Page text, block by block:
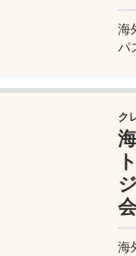
海
パ
ャ
ク
海